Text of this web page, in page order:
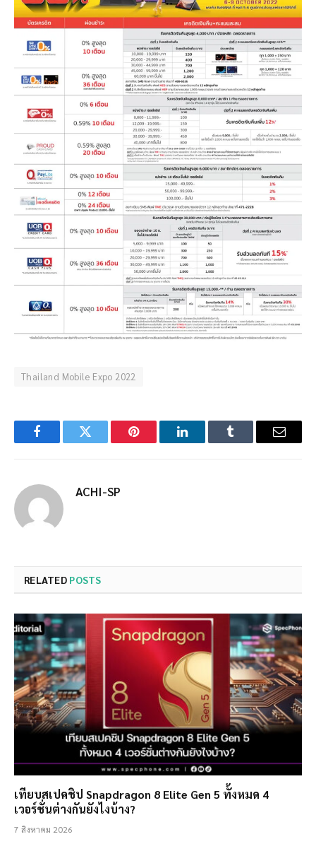
Thailand Mobile Expo 2022
FacebookTwitter Pinterest LinkedInTumblr Email
ACHI-SP
RELATED POSTS
เทียบสเปคชิป Snapdragon 8 Elite Gen 5 ทั้งหมด 4
เวอร์ชั่นต่างกันยังไงบ้าง?
7 สิงหาคม 2026